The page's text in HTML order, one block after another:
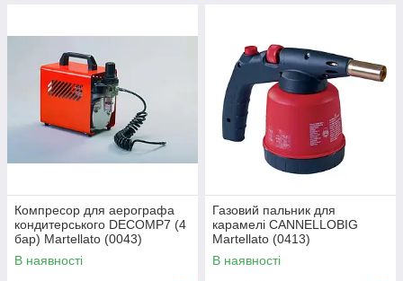
Компресор для аерографа
кондитерського DECOMP7 (4
бар) Martellato (0043)
В наявності
Газовий пальник для
карамелі CANNELLOBIG
Martellato (0413)
В наявності